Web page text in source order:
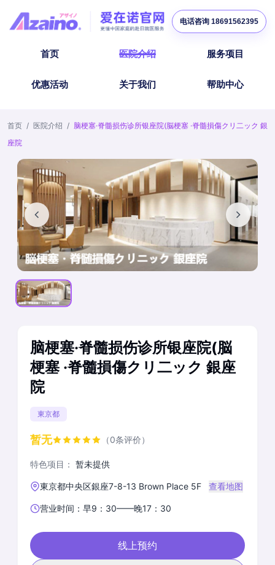
首页 医院介绍 服务项目
优惠活动 关于我们 帮助中心
电话咨询 18691562395
首页 / 医院介绍 / 脑梗塞·脊髓损伤诊所银座院(脳梗塞 ·脊髓損傷クリ二ック 銀
座院
脑梗塞·脊髓损伤诊所银座院(脳
梗塞 ·脊髓損傷クリ二ック 銀座
院
東京都
暂无 （0条评价）
特色项目： 暂未提供
東京都中央区銀座7-8-13 Brown Place 5F 查看地图
营业时间：早9：30——晚17：30
线上预约